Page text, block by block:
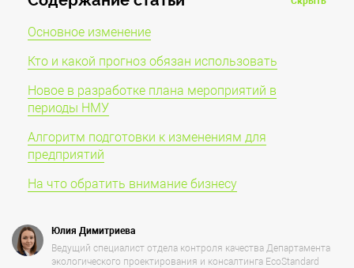
Основное изменение
Кто и какой прогноз обязан использовать
Новое в разработке плана мероприятий в
периоды НМУ
Алгоритм подготовки к изменениям для
предприятий
На что обратить внимание бизнесу
Юлия Димитриева
Ведущий специалист отдела контроля качества Департамента
экологического проектирования и консалтинга EcoStandard